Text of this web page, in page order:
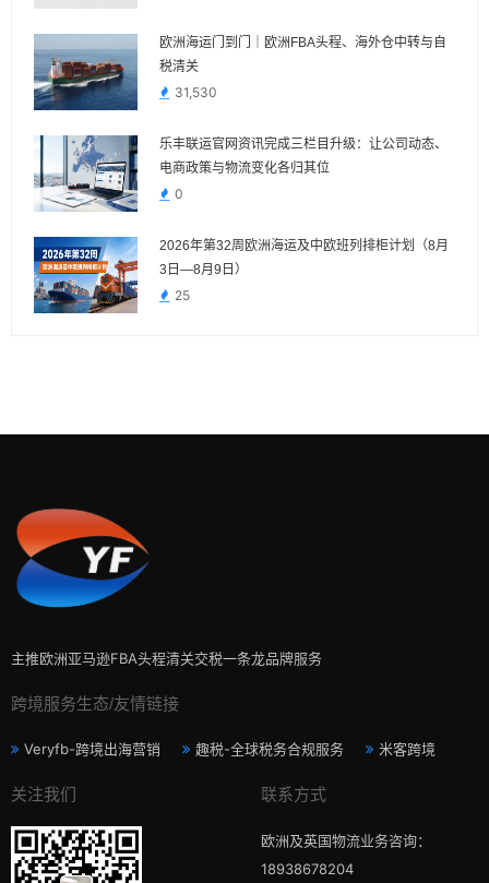
欧洲海运门到门｜欧洲FBA头程、海外仓中转与自
税清关
31,530
乐丰联运官网资讯完成三栏目升级：让公司动态、
电商政策与物流变化各归其位
0
2026年第32周欧洲海运及中欧班列排柜计划（8月
3日—8月9日）
25
主推欧洲亚马逊FBA头程清关交税一条龙品牌服务
跨境服务生态/友情链接
Veryfb-跨境出海营销 趣税-全球税务合规服务 米客跨境
关注我们 联系方式
欧洲及英国物流业务咨询：
18938678204